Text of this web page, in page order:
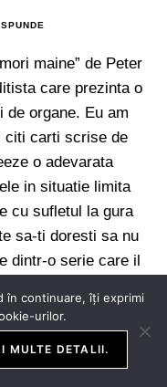
maine” de Peter
care prezinta o
de organe. Eu am
citi carti scrise de
o adevarata
in situatie limita
cu sufletul la gura
sa-ti doresti sa nu
dintr-o serie care il
cu restul cartilor
dupa ce o
si pe celelalte.
în continuare, îți exprimi
urilor.
MULTE DETALII.